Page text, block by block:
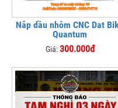
Nắp dầu nhôm CNC Dat
Quantum
Giá:300.000đ